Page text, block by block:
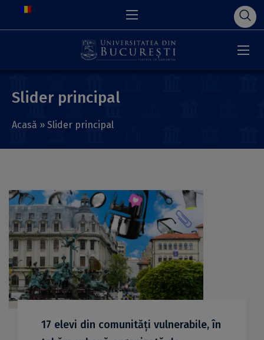
Slider principal
Acasă » Slider principal
17 elevi din comunități vulnerabile, în